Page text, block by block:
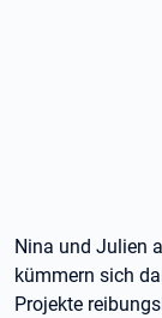
Nina und Julien
kümmern sich
Projekte